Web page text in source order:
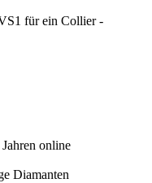
für ein Collier -
online
Diamanten